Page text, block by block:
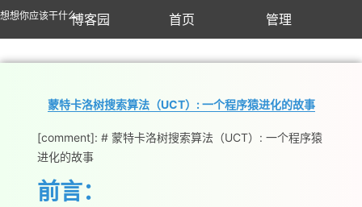
想想你应该干什么博客园 首页 管理
蒙特卡洛树搜索算法（UCT）: 一个程序猿进化的故事
[comment]: # 蒙特卡洛树搜索算法（UCT）: 一个程序猿
进化的故事
前言：